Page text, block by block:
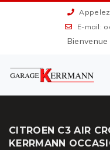
Appelez
E-mail:
CITROEN C3 AIR
KERRMANN